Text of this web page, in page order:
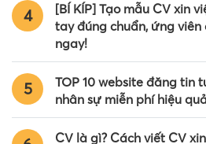
4
[BÍ KÍP] Tạo mẫu CV xin
tay đúng chuẩn, ứng viên
ngay!
5
TOP 10 website đăng tin
nhân sự miễn phí hiệu
CV là gì? Cách viết CV xin